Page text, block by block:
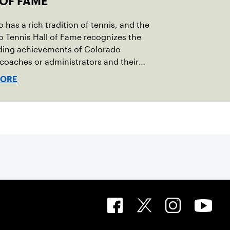
has a rich tradition of tennis, and the
Tennis Hall of Fame recognizes the
achievements of Colorado
or administrators and their
to the sport.